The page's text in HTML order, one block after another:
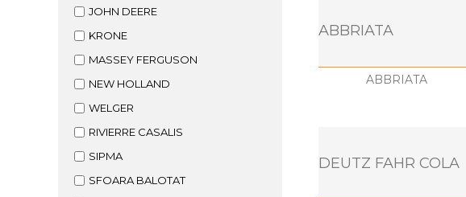
JOHN DEERE
KRONE
MASSEY FERGUSON
NEW HOLLAND
WELGER
RIVIERRE CASALIS
SIPMA
SFOARA BALOTAT
ABBRIATA
ABBRIATA
DEUTZ FAHR COLA